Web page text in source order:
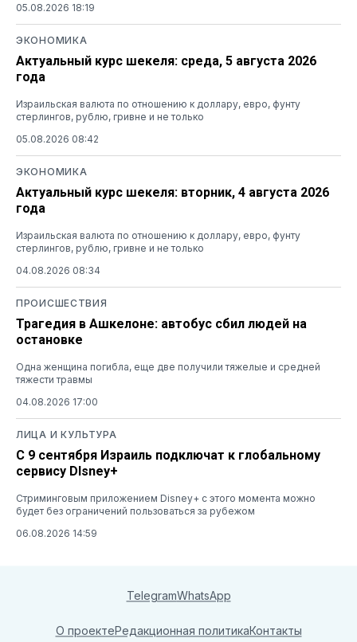
05.08.2026 18:19
ЭКОНОМИКА
Актуальный курс шекеля: среда, 5 августа 2026
года
Израильская валюта по отношению к доллару, евро, фунту
стерлингов, рублю, гривне и не только
05.08.2026 08:42
ЭКОНОМИКА
Актуальный курс шекеля: вторник, 4 августа 2026
года
Израильская валюта по отношению к доллару, евро, фунту
стерлингов, рублю, гривне и не только
04.08.2026 08:34
ПРОИСШЕСТВИЯ
Трагедия в Ашкелоне: автобус сбил людей на
остановке
Одна женщина погибла, еще две получили тяжелые и средней
тяжести травмы
04.08.2026 17:00
ЛИЦА И КУЛЬТУРА
С 9 сентября Израиль подключат к глобальному
сервису DIsney+
Стриминговым приложением Disney+ с этого момента можно
будет без ограничений пользоваться за рубежом
06.08.2026 14:59
TelegramWhatsApp
О проектеРедакционная политикаКонтакты